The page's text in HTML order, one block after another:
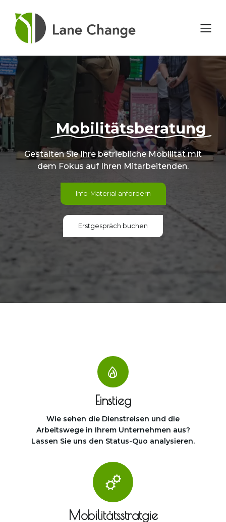
Mobilitätsberatung
Gestalten Sie Ihre betriebliche Mobilität mit
dem Fokus auf Ihren Mitarbeitenden.
Info-Material anfordern
Erstgespräch buchen
Einstieg
Wie sehen die Dienstreisen und die
Arbeitswege in Ihrem Unternehmen aus?
Lassen Sie uns den Status-Quo analysieren.
Mobilitätsstratgie